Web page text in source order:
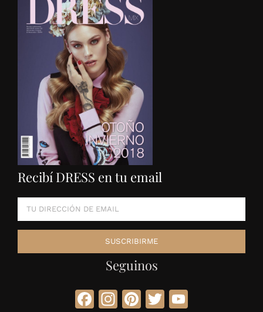
Recibí DRESS en tu email
Seguinos
Facebook
Instagram
Pinterest
Twitter